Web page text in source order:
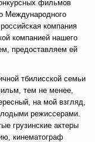
фильмов
Международного
компания
компанией нашего
предоставляем ей
тбилисской семьи
тем не менее,
на мой взгляд,
режиссерами.
грузинские актеры
кинематограф